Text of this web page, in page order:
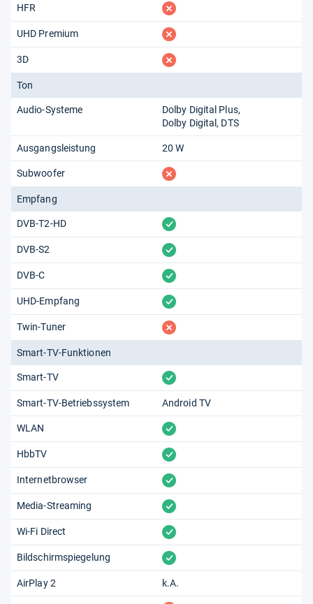
HFR fehlt
UHD Premium fehlt
3D fehlt
Ton
Audio-Systeme
Dolby Digital Plus
Dolby Digital
DTS
Ausgangsleistung 20 W
Subwoofer fehlt
Empfang
DVB-T2-HD vorhanden
DVB-S2 vorhanden
DVB-C vorhanden
UHD-Empfang vorhanden
Twin-Tuner fehlt
Smart-TV-Funktionen
Smart-TV vorhanden
Smart-TV-Betriebssystem Android TV
WLAN vorhanden
HbbTV vorhanden
Internetbrowser vorhanden
Media-Streaming vorhanden
Wi-Fi Direct vorhanden
Bildschirmspiegelung vorhanden
AirPlay 2 k.A.